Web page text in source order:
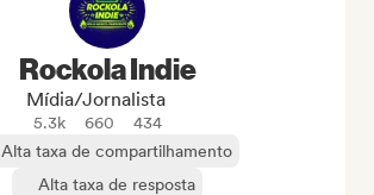
Rockola Indie
Mídia/Jornalista
5.3k 660
434
Alta taxa de compartilhamento
Alta taxa de resposta